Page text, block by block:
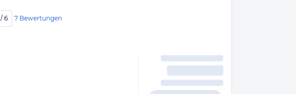
/ 6 7 Bewertungen